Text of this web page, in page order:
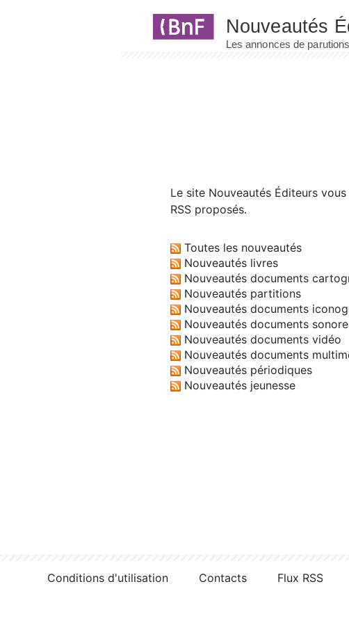
Le site Nouveautés Éditeurs
RSS proposés.
Toutes les nouveautés
Nouveautés livres
Nouveautés documents
Nouveautés partitions
Nouveautés documents
Nouveautés documents
Nouveautés documents vidéo
Nouveautés documents
Nouveautés périodiques
Nouveautés jeunesse
Conditions d'utilisation Contacts Flux RSS